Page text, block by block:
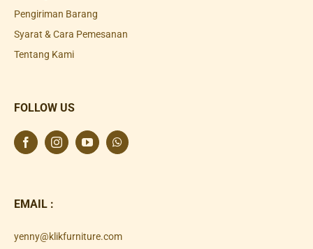
Pengiriman Barang
Syarat & Cara Pemesanan
Tentang Kami
FOLLOW US
EMAIL :
yenny@klikfurniture.com